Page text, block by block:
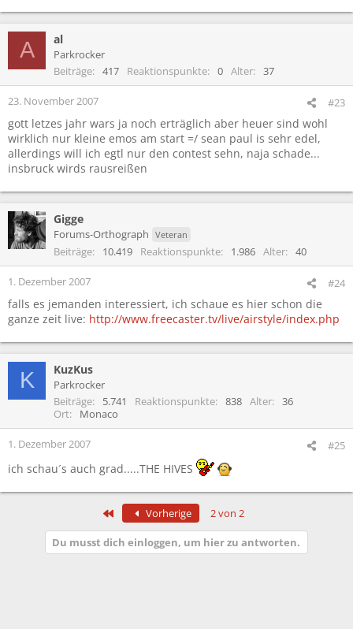
A al
Parkrocker
Beiträge
417 Reaktionspunkte 0 Alter 37
23. November 2007 #23
gott letzes jahr wars ja noch erträglich aber heuer sind wohl
wirklich nur kleine emos am start =/ sean paul is sehr edel,
allerdings will ich egtl nur den contest sehn, naja schade...
insbruck wirds rausreißen
Gigge
Forums-Orthograph Veteran
Beiträge 10.419 Reaktionspunkte 1.986 Alter 40
1. Dezember 2007 #24
falls es jemanden interessiert, ich schaue es hier schon die
ganze zeit live: http://www.freecaster.tv/live/airstyle/index.php
K KuzKus
Parkrocker
Beiträge
5.741 Reaktionspunkte 838 Alter
36
Ort
Monaco
1. Dezember 2007 #25
ich schau´s auch grad.....THE HIVES
Erste Vorherige 2 von 2
Du musst dich einloggen, um hier zu antworten.